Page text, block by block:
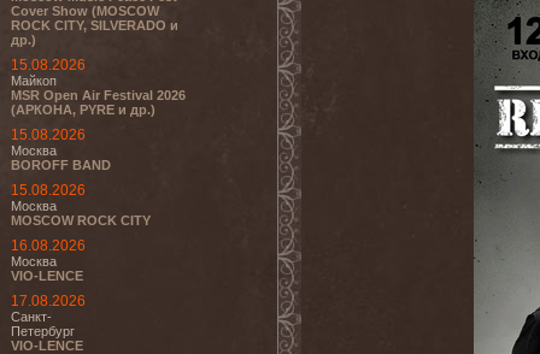
Cover Show (MOSCOW
ROCK CITY, SILVERADO и
др.)
15.08.2026
Майкоп
MSR Open Air Festival 2026
(АРКОНА, PYRE и др.)
15.08.2026
Москва
BOROFF BAND
15.08.2026
Москва
MOSCOW ROCK CITY
16.08.2026
Москва
VIO-LENCE
17.08.2026
Санкт-
Петербург
VIO-LENCE